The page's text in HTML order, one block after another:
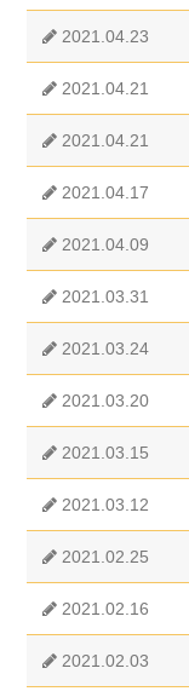
2021.04.23
2021.04.21
2021.04.21
2021.04.17
2021.04.09
2021.03.31
2021.03.24
2021.03.20
2021.03.15
2021.03.12
2021.02.25
2021.02.16
2021.02.03